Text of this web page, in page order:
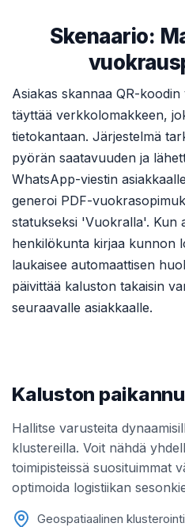
Skenaario:
Asiakas skannaa QR-
täyttää verkkolomakkeen,
tietokantaan. Järjestelmä
pyörän saatavuuden ja
WhatsApp-viestin
generoi PDF-
statukseksi 'Vuokralla'. Kun
henkilökunta kirjaa kunnon
laukaisee automaattisen
päivittää kaluston takaisin
seuraavalle asiakkaalle.
Kaluston
Hallitse varusteita
klustereilla. Voit nähdä
toimipisteissä suosituimmat
optimoida logistiikan
Geospatiaalinen